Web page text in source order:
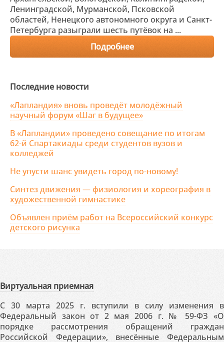
Ленинградской, Мурманской, Псковской
областей, Ненецкого автономного округа и Санкт-
Петербурга разыграли шесть путёвок на ...
Подробнее
Последние новости
«Лапландия» вновь проведёт молодёжный
научный форум «Шаг в будущее»
В «Лапландии» проведено совещание по итогам
62-й Спартакиады среди студентов вузов и
колледжей
Не упусти шанс увидеть город по-новому!
Синтез движения — физиология и хореография в
художественной гимнастике
Объявлен приём работ на Всероссийский конкурс
детского рисунка
Виртуальная приемная
С 30 марта 2025 г. вступили в силу изменения в
Федеральный закон от 2 мая 2006 г. № 59-ФЗ «О
порядке рассмотрения обращений граждан
Российской Федерации», внесённые Федеральным